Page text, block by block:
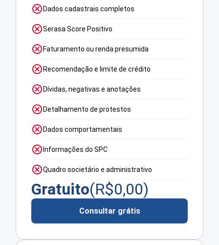
Dados cadastrais completos
Serasa Score Positivo
Faturamento ou renda presumida
Recomendação e limite de crédito
Dívidas, negativas e anotações
Detalhamento de protestos
Dados comportamentais
Informações do SPC
Quadro societário e administrativo
Gratuito(R$0,00)
Consultar grátis